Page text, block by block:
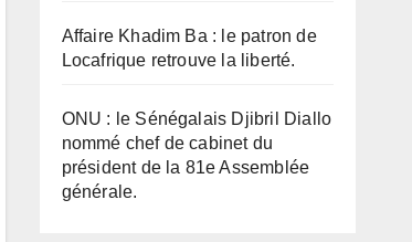
Affaire Khadim Ba : le patron de
Locafrique retrouve la liberté.
ONU : le Sénégalais Djibril Diallo
nommé chef de cabinet du
président de la 81e Assemblée
générale.